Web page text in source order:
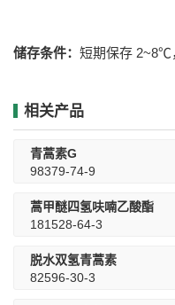
储存条件： 短期保存 2~8℃
相关产品
青蒿素G
98379-74-9
蒿甲醚四氢呋喃乙酸酯
181528-64-3
脱水双氢青蒿素
82596-30-3